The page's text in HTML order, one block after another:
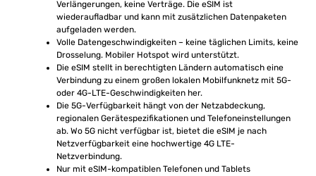
Verlängerungen, keine Verträge. Die eSIM ist
wiederaufladbar und kann mit zusätzlichen Datenpaketen
aufgeladen werden.
Volle Datengeschwindigkeiten – keine täglichen Limits, keine
Drosselung. Mobiler Hotspot wird unterstützt.
Die eSIM stellt in berechtigten Ländern automatisch eine
Verbindung zu einem großen lokalen Mobilfunknetz mit 5G-
oder 4G-LTE-Geschwindigkeiten her.
Die 5G-Verfügbarkeit hängt von der Netzabdeckung,
regionalen Gerätespezifikationen und Telefoneinstellungen
ab. Wo 5G nicht verfügbar ist, bietet die eSIM je nach
Netzverfügbarkeit eine hochwertige 4G LTE-
Netzverbindung.
Nur mit eSIM-kompatiblen Telefonen und Tablets